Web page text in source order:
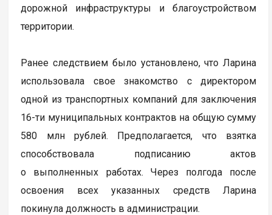
дорожной инфраструктуры и благоустройством
территории.
Ранее следствием было установлено, что Ларина
использовала свое знакомство с директором
одной из транспортных компаний для заключения
16-ти муниципальных контрактов на общую сумму
580 млн рублей. Предполагается, что взятка
способствовала подписанию актов
о выполненных работах. Через полгода после
освоения всех указанных средств Ларина
покинула должность в администрации.